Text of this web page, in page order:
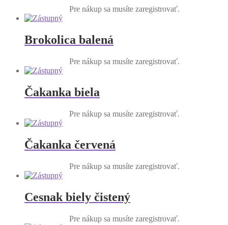
Pre nákup sa musíte zaregistrovať.
Brokolica balená
Pre nákup sa musíte zaregistrovať.
Čakanka biela
Pre nákup sa musíte zaregistrovať.
Čakanka červená
Pre nákup sa musíte zaregistrovať.
Cesnak biely čistený
Pre nákup sa musíte zaregistrovať.